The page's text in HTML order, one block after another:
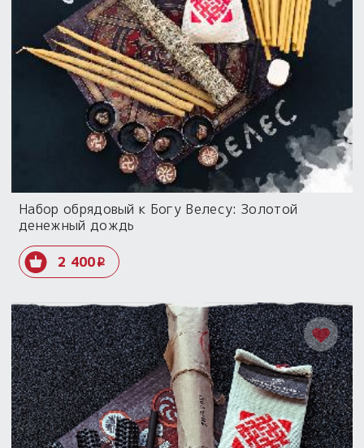
Набор обрядовый к Богу Велесу: Золотой
денежный дождь
2 400i